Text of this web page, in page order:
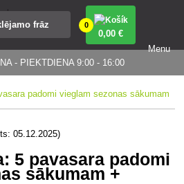
- PIEKTDIENA 9:00 - 16:00
0
0,00 €
Menu
padomi vieglam sezonas sākumam
05.12.2025)
5 pavasara padomi
sākumam +